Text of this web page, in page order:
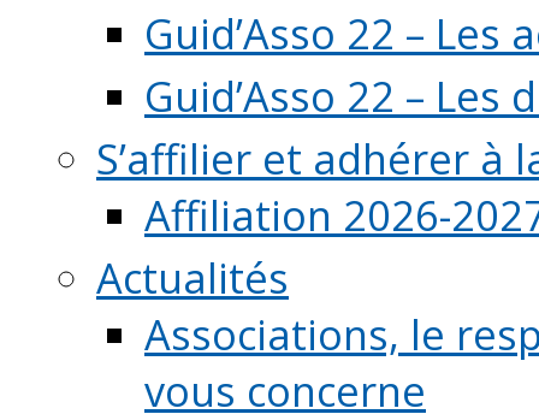
Guid’Asso 22 –
Guid’Asso 22 – Les
S’affilier et adhérer à
Affiliation 2026-
Actualités
Associations, le
vous concerne